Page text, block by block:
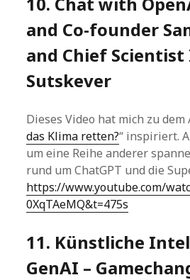
and Co-founder
and Chief Scientist
Sutskever
Dieses Video hat mich zu dem
das Klima retten?“ inspiriert.
um eine Reihe anderer
rund um ChatGPT und die
https://www.youtube.com/
0XqTAeMQ&t=475s
11. Künstliche
GenAI –